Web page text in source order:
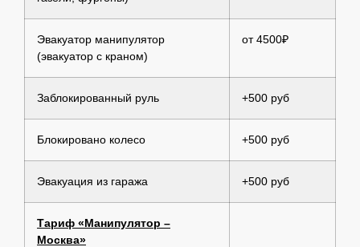
Эвакуатор манипулятор
(эвакуатор с краном)
от 4500₽
Заблокированный руль +500 руб
Блокировано колесо +500 руб
Эвакуация из гаража +500 руб
Тариф «Манипулятор –
Москва»